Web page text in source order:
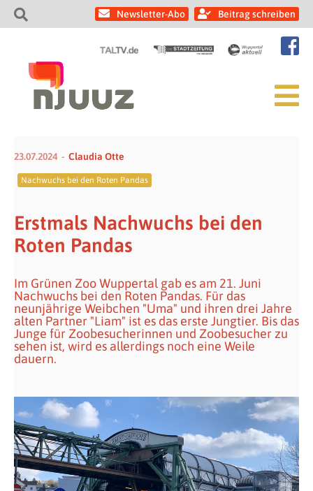
Newsletter-Abo Beitrag schreiben
23.07.2024 Claudia Otte
Nachwuchs bei den Roten Pandas
Erstmals Nachwuchs bei den
Roten Pandas
Im Grünen Zoo Wuppertal gab es am 21. Juni
Nachwuchs bei den Roten Pandas. Für das
neunjährige Weibchen "Uma" und ihren drei Jahre
alten Partner "Liam" ist es das erste Jungtier. Bis das
Junge für Zoobesucherinnen und Zoobesucher zu
sehen ist, wird es allerdings noch eine Weile
dauern.